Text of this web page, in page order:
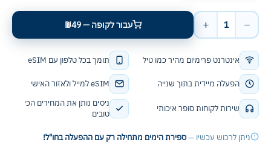
אינטרנט פרימיום מהיר כמו טיל תומך בכל טלפון עם eSIM
הפעלה מיידית בתוך שנייה eSIM למייל ולאזור האישי
שירות לקוחות סופר איכותי
ניסים נותן את המחירים הכי
טובים
ניתן לרכוש עכשיו —ספירת הימים מתחילה רק עם ההפעלה בחו"ל!
−
1
+ עבור לקופה — ₪49